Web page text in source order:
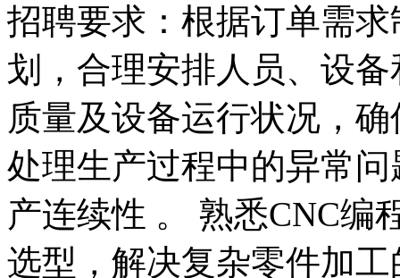
招聘要求：‌根据订单需
划，合理安排人员、设
质量及设备运行状况，
处理生产过程中的异常
产连续性 。‌‌ ‌熟悉CNC编
选型，解决复杂零件加